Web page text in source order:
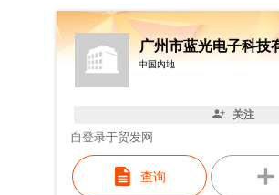
广州市蓝光电子科技
中国内地
关注
自登录于贸发网
查询